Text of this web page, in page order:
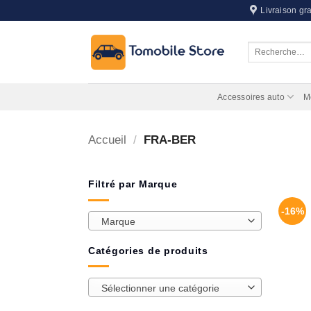
au
Livraison
Accessoires auto
Accueil / FRA-BER
Filtré par Marque
Marque
Catégories de produits
Sélectionner une catégorie
-16%